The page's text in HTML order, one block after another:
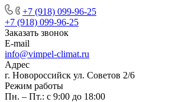
+7 (918) 099-96-25
+7 (918) 099-96-25
Заказать звонок
E-mail
info@vimpel-climat.ru
Адрес
г. Новороссийск ул. Советов 2/6
Режим работы
Пн. – Пт.: с 9:00 до 18:00